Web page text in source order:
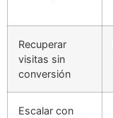
Recuperar
visitas sin
conversión
Escalar con